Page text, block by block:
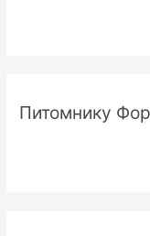
Питомнику